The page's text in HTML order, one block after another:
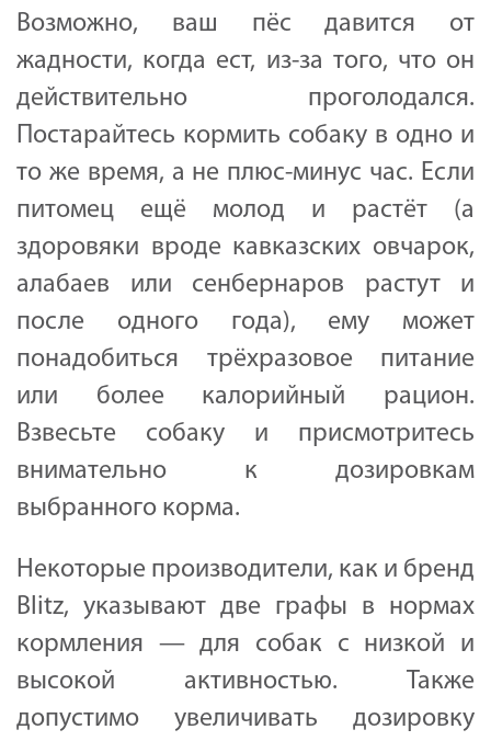
Возможно, ваш пёс давится от
жадности, когда ест, из-за того, что он
действительно проголодался.
Постарайтесь кормить собаку в одно и
то же время, а не плюс-минус час. Если
питомец ещё молод и растёт (а
здоровяки вроде кавказских овчарок,
алабаев или сенбернаров растут и
после одного года), ему может
понадобиться трёхразовое питание
или более калорийный рацион.
Взвесьте собаку и присмотритесь
внимательно к дозировкам
выбранного корма.
Некоторые производители, как и бренд
Blitz, указывают две графы в нормах
кормления — для собак с низкой и
высокой активностью. Также
допустимо увеличивать дозировку